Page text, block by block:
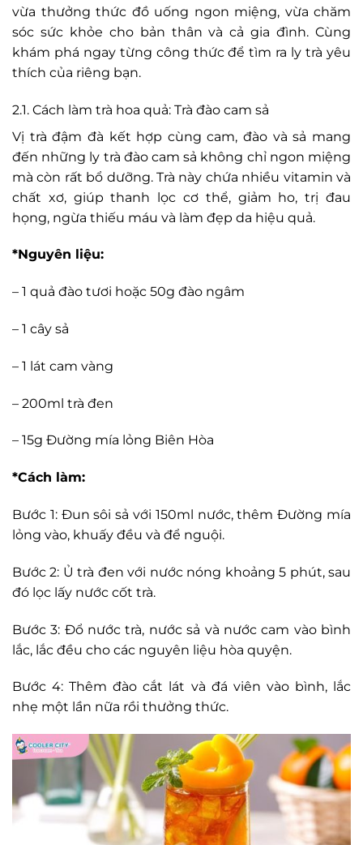
vừa thưởng thức đồ uống ngon miệng, vừa chăm
sóc sức khỏe cho bản thân và cả gia đình. Cùng
khám phá ngay từng công thức để tìm ra ly trà yêu
thích của riêng bạn.
2.1. Cách làm trà hoa quả: Trà đào cam sả
Vị trà đậm đà kết hợp cùng cam, đào và sả mang
đến những ly trà đào cam sả không chỉ ngon miệng
mà còn rất bổ dưỡng. Trà này chứa nhiều vitamin và
chất xơ, giúp thanh lọc cơ thể, giảm ho, trị đau
họng, ngừa thiếu máu và làm đẹp da hiệu quả.
*Nguyên liệu:
– 1 quả đào tươi hoặc 50g đào ngâm
– 1 cây sả
– 1 lát cam vàng
– 200ml trà đen
– 15g Đường mía lỏng Biên Hòa
*Cách làm:
Bước 1: Đun sôi sả với 150ml nước, thêm Đường mía
lỏng vào, khuấy đều và để nguội.
Bước 2: Ủ trà đen với nước nóng khoảng 5 phút, sau
đó lọc lấy nước cốt trà.
Bước 3: Đổ nước trà, nước sả và nước cam vào bình
lắc, lắc đều cho các nguyên liệu hòa quyện.
Bước 4: Thêm đào cắt lát và đá viên vào bình, lắc
nhẹ một lần nữa rồi thưởng thức.